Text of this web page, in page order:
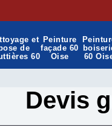
et
de
60
Peinture
façade 60
Oise
60
Devis